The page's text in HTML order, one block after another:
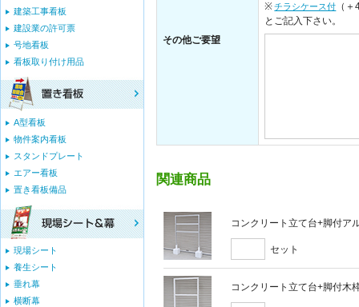
その他ご要望
※チラシケース付 （
とご記入下さい。
関連商品
コンクリート立て台+脚付ア
セット
コンクリート立て台+脚付木
建築工事看板
建設業の許可票
号地看板
看板取り付け用品
A型看板
物件案内看板
スタンドプレート
エアー看板
置き看板備品
現場シート
養生シート
垂れ幕
横断幕